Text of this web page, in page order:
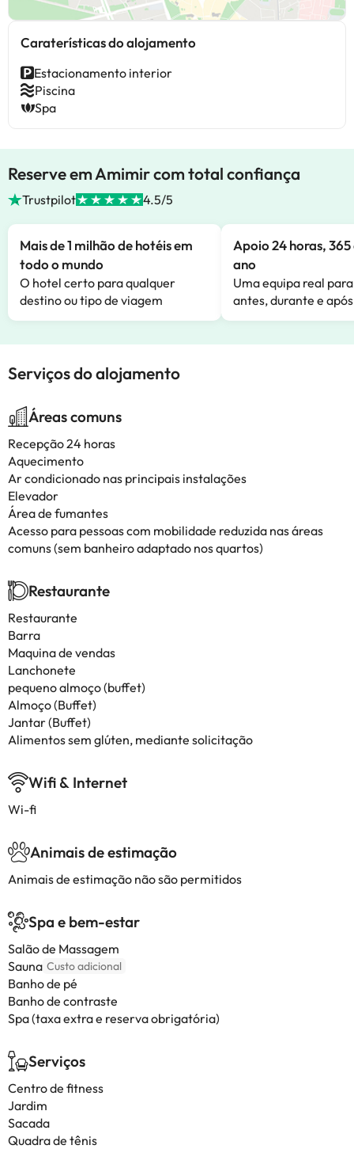
Caraterísticas do alojamento
Estacionamento interior
Piscina
Spa
Reserve em Amimir com total confiança
Trustpilot 4.5/5
Mais de 1 milhão de hotéis em
todo o mundo
O hotel certo para qualquer
destino ou tipo de viagem
Apoio 24 horas,
ano
Uma equipa real
antes, durante e
Serviços do alojamento
Áreas comuns
Recepção 24 horas
Aquecimento
Ar condicionado nas principais instalações
Elevador
Área de fumantes
Acesso para pessoas com mobilidade reduzida nas áreas
comuns (sem banheiro adaptado nos quartos)
Restaurante
Restaurante
Barra
Maquina de vendas
Lanchonete
pequeno almoço (buffet)
Almoço (Buffet)
Jantar (Buffet)
Alimentos sem glúten, mediante solicitação
Wifi & Internet
Wi-fi
Animais de estimação
Animais de estimação não são permitidos
Spa e bem-estar
Salão de Massagem
Sauna Custo adicional
Banho de pé
Banho de contraste
Spa (taxa extra e reserva obrigatória)
Serviços
Centro de fitness
Jardim
Sacada
Quadra de tênis